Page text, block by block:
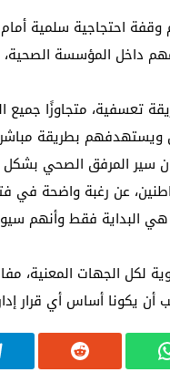
احتجاجية سلمية
داخل المؤسسة
تعسفية، متجاوزًا جميع
ويستهدفهم بطريقة
سير المرفق الصحي
عن رغبة واضحة في
البداية فقط وأنهم
لكل الجهات المعنية،
أن يكونا أساس أي قرار